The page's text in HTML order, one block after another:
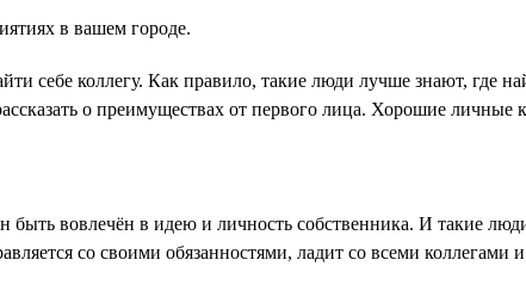
в вашем городе.
себе коллегу. Как правило, такие люди лучше знают, где
о преимуществах от первого лица. Хорошие личные
вовлечён в идею и личность собственника. И такие
со своими обязанностями, ладит со всеми коллегами